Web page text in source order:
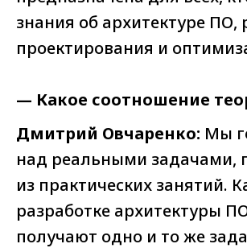
знания об архитектуре ПО,
проектирования и
— Какое соотношение
Дмитрий Овчаренко: Мы
над реальными задачами,
из практических занятий.
разработке архитектуры
получают одно и то же